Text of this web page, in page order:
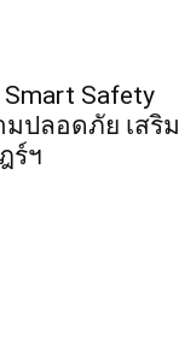
Safety
ปลอดภัย เสริม
ร์ฯ